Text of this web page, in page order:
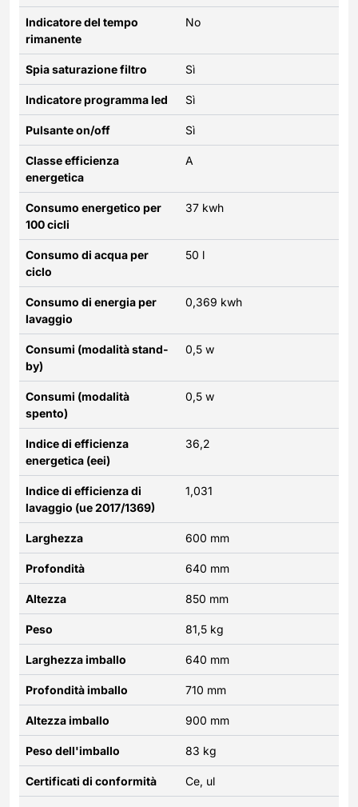
Indicatore del tempo
rimanente
No
Spia saturazione filtro Sì
Indicatore programma led Sì
Pulsante on/off Sì
Classe efficienza
energetica
A
Consumo energetico per
100 cicli
37 kwh
Consumo di acqua per
ciclo
50 l
Consumo di energia per
lavaggio
0,369 kwh
Consumi (modalità stand-
by)
0,5 w
Consumi (modalità
spento)
0,5 w
Indice di efficienza
energetica (eei)
36,2
Indice di efficienza di
lavaggio (ue 2017/1369)
1,031
Larghezza 600 mm
Profondità 640 mm
Altezza 850 mm
Peso 81,5 kg
Larghezza imballo 640 mm
Profondità imballo 710 mm
Altezza imballo 900 mm
Peso dell'imballo 83 kg
Certificati di conformità Ce, ul